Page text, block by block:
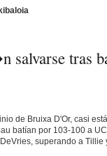
salvarse tras
de Bruixa D'Or, casi
batían por 103-100 a
superando a Tillie